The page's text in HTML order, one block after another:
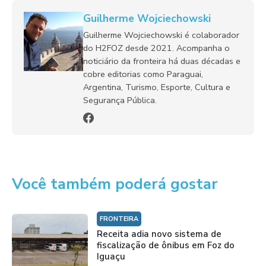
Guilherme Wojciechowski
Guilherme Wojciechowski é colaborador
do H2FOZ desde 2021. Acompanha o
noticiário da fronteira há duas décadas e
cobre editorias como Paraguai,
Argentina, Turismo, Esporte, Cultura e
Segurança Pública.
Você também poderá gostar
FRONTEIRA
Receita adia novo sistema de
fiscalização de ônibus em Foz do
Iguaçu